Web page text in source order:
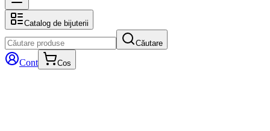
Catalog de bijuterii
Căutare
Cont Cos